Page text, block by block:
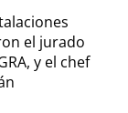
el jurado
y el chef